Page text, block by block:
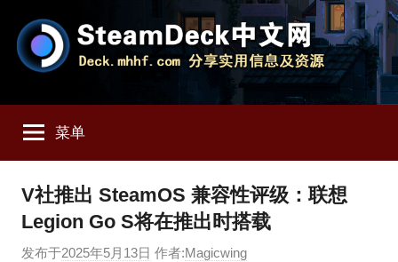
SteamDeck
中
文
网
享
SteamDeck
用
菜单
V社推出 SteamOS 兼容性评级：联想
Legion Go S将在推出时搭载
发布于2025年5月13日 作者:Magicwing